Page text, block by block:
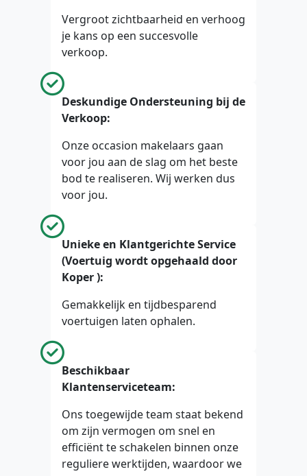
Vergroot zichtbaarheid en verhoog
je kans op een succesvolle
verkoop.
Deskundige Ondersteuning bij de
Verkoop:
Onze occasion makelaars gaan
voor jou aan de slag om het beste
bod te realiseren. Wij werken dus
voor jou.
Unieke en Klantgerichte Service
(Voertuig wordt opgehaald door
Koper ):
Gemakkelijk en tijdbesparend
voertuigen laten ophalen.
Beschikbaar
Klantenserviceteam:
Ons toegewijde team staat bekend
om zijn vermogen om snel en
efficiënt te schakelen binnen onze
reguliere werktijden, waardoor we